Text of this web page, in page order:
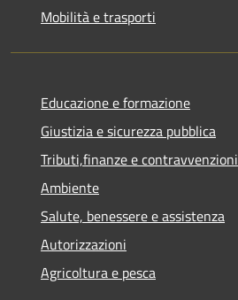
Mobilità e trasporti
Educazione e formazione
Giustizia e sicurezza pubblica
Tributi,finanze e contravvenzioni
Ambiente
Salute, benessere e assistenza
Autorizzazioni
Agricoltura e pesca